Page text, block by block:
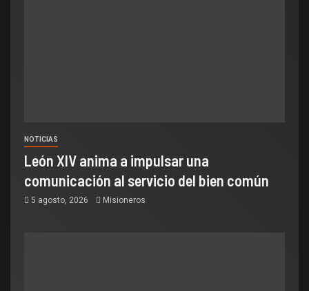
NOTICIAS
León XIV anima a impulsar una
comunicación al servicio del bien común
5 agosto, 2026 Misioneros